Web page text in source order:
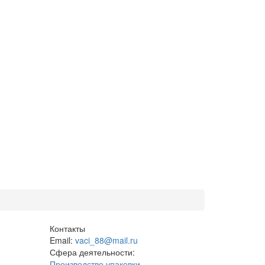
Контакты
Email: vaci_88@mail.ru
Сфера деятельности: